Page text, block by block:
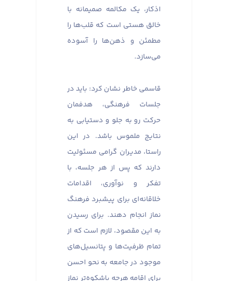
اذکار، یک مکالمه صمیمانه با
خالق هستی است که قلب‌ها را
مطمئن و ذهن‌ها را آسوده
می‌سازد.
قاسمی خاطر نشان کرد: باید در
جلسات فرهنگی، هدفمان
حرکت رو به جلو و دستیابی به
نتایج ملموس باشد. در این
راستا، مدیران گرامی مسئولیت
دارند که پس از هر جلسه، با
تفکر و نوآوری، اقدامات
خلاقانه‌ای برای پیشبرد فرهنگ
نماز انجام دهند. برای رسیدن
به این مقصود، لازم است که از
تمام ظرفیت‌ها و پتانسیل‌های
موجود در جامعه به نحو احسن
برای اقامه هرچه باشکوه‌تر نماز